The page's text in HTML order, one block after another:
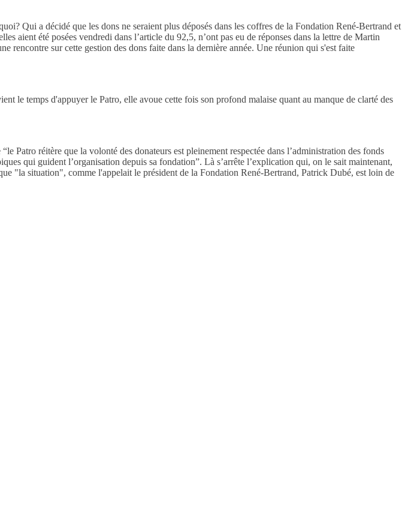
Qui a décidé que les dons ne seraient plus déposés dans les coffres de la Fondation René-Bertrand et
aient été posées vendredi dans l’article du 92,5, n’ont pas eu de réponses dans la lettre de Martin
sur cette gestion des dons faite dans la dernière année. Une réunion qui s'est faite
le temps d'appuyer le Patro, elle avoue cette fois son profond malaise quant au manque de clarté des
Patro réitère que la volonté des donateurs est pleinement respectée dans l’administration des fonds
qui guident l’organisation depuis sa fondation”. Là s’arrête l’explication qui, on le sait maintenant,
"la situation", comme l'appelait le président de la Fondation René-Bertrand, Patrick Dubé, est loin de